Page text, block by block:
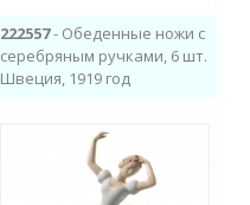
222557- Обеденные ножи с
серебряным ручками, 6 шт.
Швеция, 1919 год